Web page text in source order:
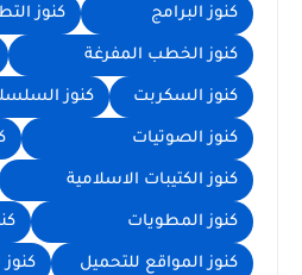
كنوز البرامج كنوز
كنوز الخطب المفرغة
كنوز السكربت كنوز
كنوز الصوتيات
كنوز الكتيبات الاسلامية
كنوز المطويات
كنوز المواقع للتحميل كنوز